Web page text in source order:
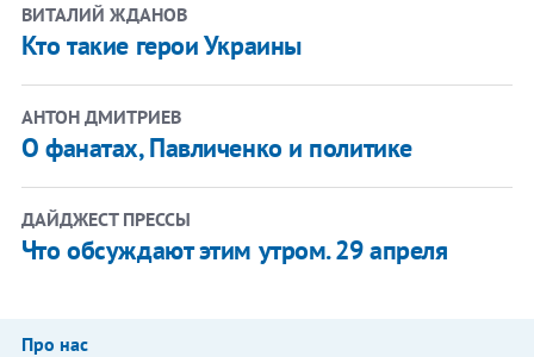
ВИТАЛИЙ ЖДАНОВ
Кто такие герои Украины
АНТОН ДМИТРИЕВ
О фанатах, Павличенко и политике
ДАЙДЖЕСТ ПРЕССЫ
Что обсуждают этим утром. 29 апреля
Про нас